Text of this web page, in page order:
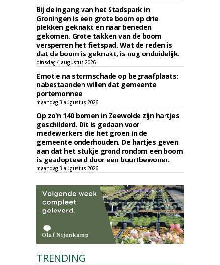
Bij de ingang van het Stadspark in
Groningen is een grote boom op drie
plekken geknakt en naar beneden
gekomen. Grote takken van de boom
versperren het fietspad. Wat de reden is
dat de boom is geknakt, is nog onduidelijk.
dinsdag 4 augustus 2026
Emotie na stormschade op begraafplaats:
nabestaanden willen dat gemeente
portemonnee
maandag 3 augustus 2026
Op zo'n 140 bomen in Zeewolde zijn hartjes
geschilderd. Dit is gedaan voor
medewerkers die het groen in de
gemeente onderhouden. De hartjes geven
aan dat het stukje grond rondom een boom
is geadopteerd door een buurtbewoner.
maandag 3 augustus 2026
TRENDING